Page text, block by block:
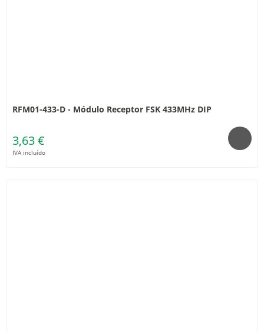
RFM01-433-D - Módulo Receptor FSK 433MHz DIP
3,63 €
IVA incluído